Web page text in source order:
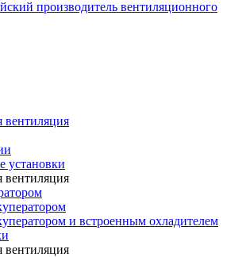
установки
и встроенным охладителем